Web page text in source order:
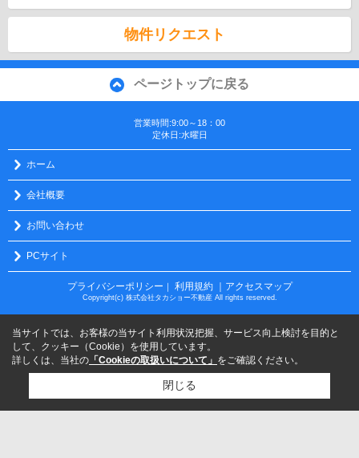
物件リクエスト
ページトップに戻る
営業時間:9:00～18：00
定休日:水曜日
ホーム
会社概要
お問い合わせ
PCサイト
プライバシーポリシー ｜ 利用規約 ｜アクセスマップ
Copyright(c) 株式会社タカショー不動産 All rights reserved.
当サイトでは、お客様の当サイト利用状況把握、サービス向上検討を目的と
して、クッキー（Cookie）を使用しています。
詳しくは、当社の 「Cookieの取扱いについて」 をご確認ください。
閉じる